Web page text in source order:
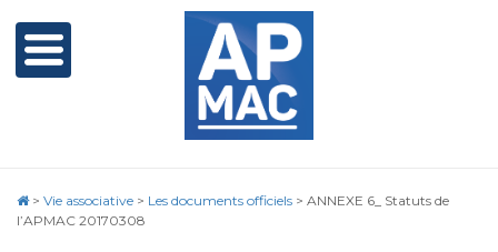
> Vie associative > Les documents officiels > ANNEXE 6_ Statuts de
l’APMAC 20170308